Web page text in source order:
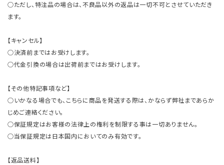
○ただし、特注品の場合は、不良品以外の返品は一切不可とさせていただき
ます。
【キャンセル】
○決済前まではお受けします。
○代金引換の場合は出荷前まではお受けします。
【その他特記事項など】
○いかなる場合でも、こちらに商品を発送する際は、かならず弊社まであらか
じめご連絡ください。
○保証規定はお客様の法律上の権利を制限する事は一切ありません。
○当保証規定は日本国内においてのみ有効です。
【返品送料】